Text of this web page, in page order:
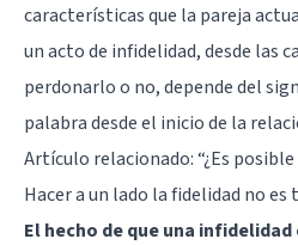
características que la pareja
un acto de infidelidad, desde las
perdonarlo o no, depende del
palabra desde el inicio de la
Artículo relacionado: “¿Es
Hacer a un lado la fidelidad no es
El hecho de que una